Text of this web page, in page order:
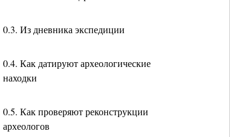
0.3. Из дневника экспедиции
0.4. Как датируют археологические
находки
0.5. Как проверяют реконструкции
археологов